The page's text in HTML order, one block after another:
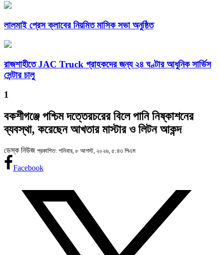
লালমাই প্রেস ক্লাবের নিয়মিত মাসিক সভা অনুষ্ঠিত
রাজশাহীতে JAC Truck গ্রাহকদের জন্য ২৪ ঘণ্টার আধুনিক সার্ভিস
সেন্টার চালু
1
বকশীগঞ্জে পশ্চিম দত্তেরচরের বিলে পানি নিষ্কাশনের
ব্যবস্থা, করেছেন আখতার মাস্টার ও লিটন আকন্দ
ডেস্ক নিউজ প্রকাশিত: শনিবার, ৮ আগস্ট, ২০২৬, ৫:৪৩ পিএম
Facebook